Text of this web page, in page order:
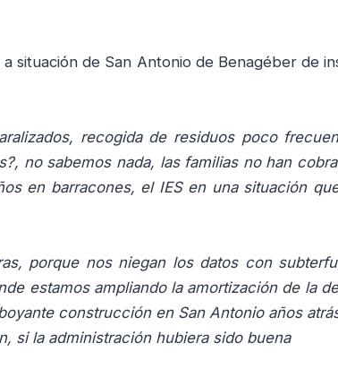
situación de San Antonio de Benagéber de
recogida de residuos poco
no sabemos nada, las familias no han
en barracones, el IES en una situación
porque nos niegan los datos con
estamos ampliando la amortización de la
construcción en San Antonio años
si la administración hubiera sido buena